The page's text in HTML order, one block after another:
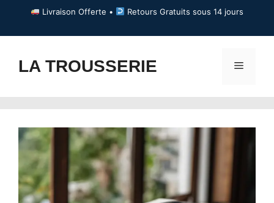
Livraison Offerte • Retours Gratuits sous 14 jours
LA TROUSSERIE Menu